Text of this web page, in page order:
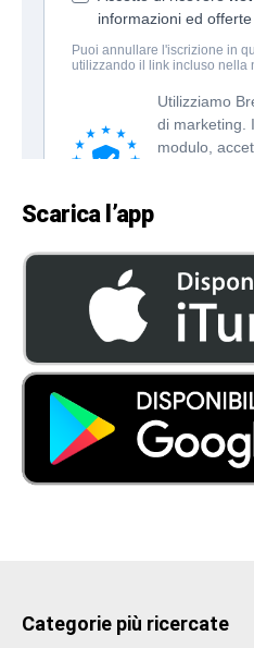
Scarica l’app
Categorie più ricercate